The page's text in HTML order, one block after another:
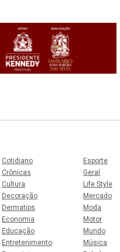
Cotidiano
Crônicas
Cultura
Decoração
Dermatips
Economia
Educação
Entretenimento
Esporte
Geral
Life Style
Mercado
Moda
Motor
Mundo
Música